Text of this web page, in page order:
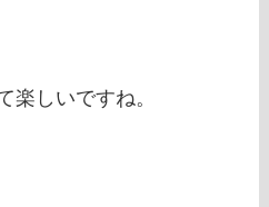
楽しいですね。